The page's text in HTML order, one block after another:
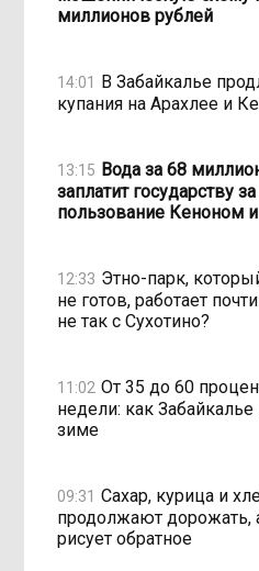
миллионов рублей
14:01 В Забайкалье
купания на Арахлее и
13:15 Вода за 68
заплатит государству за
пользование Кеноном
12:33 Этно-парк,
не готов, работает
не так с Сухотино?
11:02 От 35 до 60
недели: как Забайкалье
зиме
09:31 Сахар, курица и
продолжают дорожать,
рисует обратное